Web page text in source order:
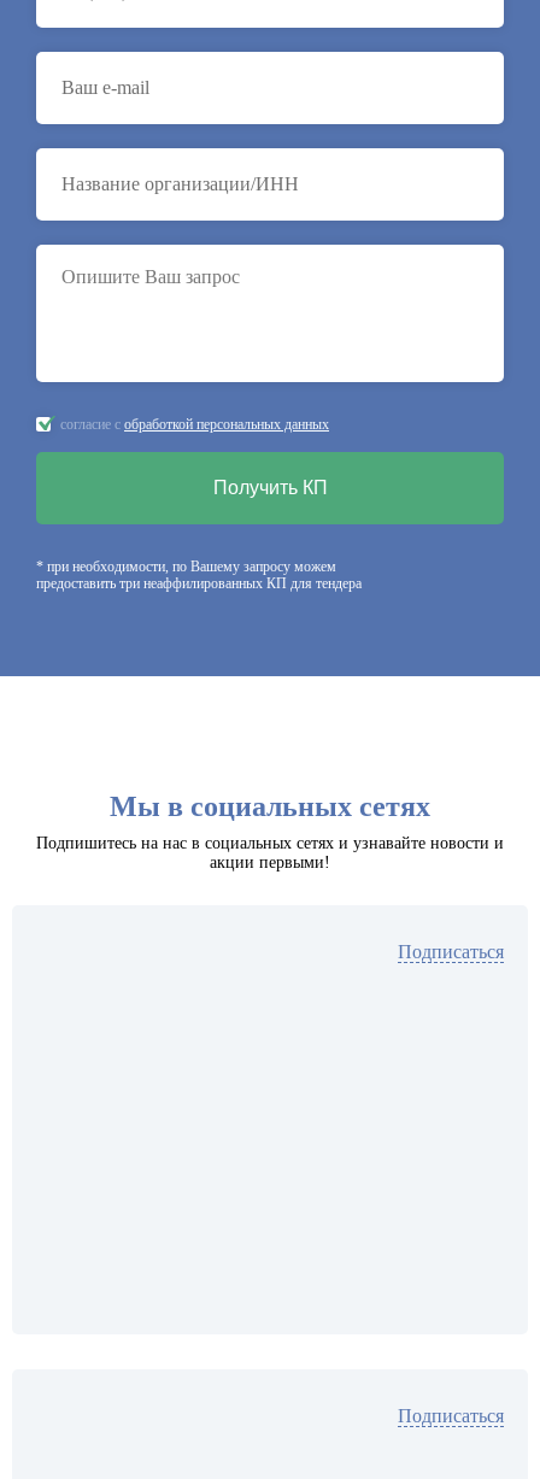
согласие с обработкой персональных данных
Получить КП
* при необходимости, по Вашему запросу можем
предоставить три неаффилированных КП для тендера
Мы в социальных сетях
Подпишитесь на нас в социальных сетях и узнавайте новости и
акции первыми!
Подписаться
Подписаться